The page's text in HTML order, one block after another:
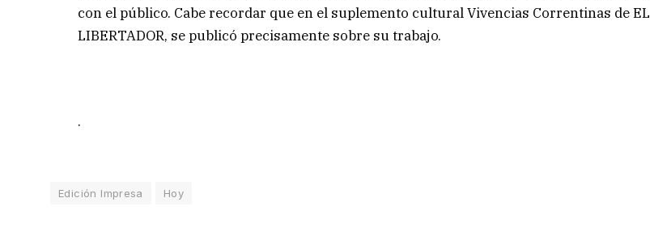
con el público. Cabe recordar que en el suplemento cultural Vivencias Correntinas de EL
LIBERTADOR, se publicó precisamente sobre su trabajo.
.
Edición Impresa Hoy